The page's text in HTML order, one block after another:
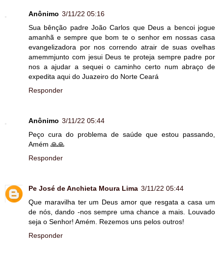
Anônimo 3/11/22 05:16
Sua bênção padre João Carlos que Deus a bencoi jogue
amanhã e sempre que bom te o senhor em nossas casa
evangelizadora por nos correndo atrair de suas ovelhas
amemmjunto com jesui Deus te proteja sempre padre por
nos a ajudar a sequei o caminho certo num abraço de
expedita aqui do Juazeiro do Norte Ceará
Responder
Anônimo 3/11/22 05:44
Peço cura do problema de saúde que estou passando,
Amém 🙏🙏
Responder
Pe José de Anchieta Moura Lima 3/11/22 05:44
Que maravilha ter um Deus amor que resgata a casa um
de nós, dando -nos sempre uma chance a mais. Louvado
seja o Senhor! Amém. Rezemos uns pelos outros!
Responder